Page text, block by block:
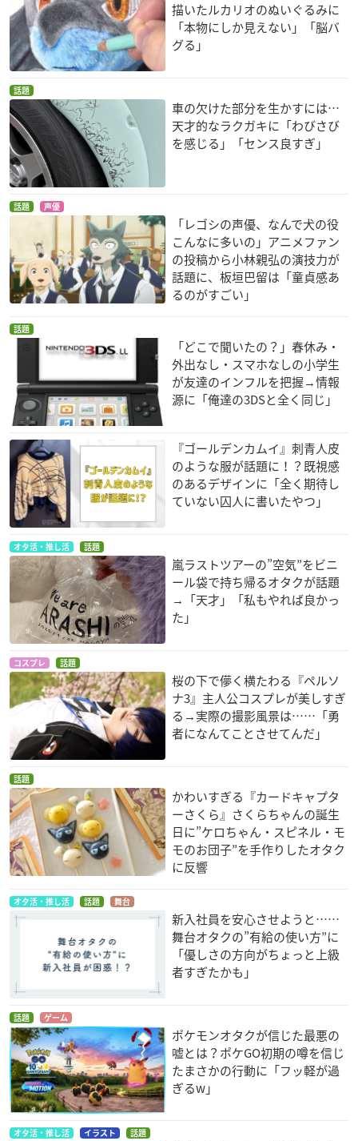
描いたルカリオのぬいぐるみに
「本物にしか見えない」「脳バ
グる」
話題
車の欠けた部分を生かすには…
天才的なラクガキに「わびさび
を感じる」「センス良すぎ」
話題 声優
「レゴシの声優、なんで犬の役
こんなに多いの」アニメファン
の投稿から小林親弘の演技力が
話題に、板垣巴留は「童貞感あ
るのがすごい」
話題
「どこで聞いたの？」春休み・
外出なし・スマホなしの小学生
が友達のインフルを把握→情報
源に「俺達の3DSと全く同じ」
『ゴールデンカムイ』刺青人皮
のような服が話題に！？既視感
のあるデザインに「全く期待し
ていない囚人に書いたやつ」
オタ活・推し活 話題
嵐ラストツアーの”空気”をビニ
ール袋で持ち帰るオタクが話題
→「天才」「私もやれば良かっ
た」
コスプレ 話題
桜の下で儚く横たわる『ペルソ
ナ3』主人公コスプレが美しすぎ
る→実際の撮影風景は……「勇
者になんてことさせてんだ」
話題
かわいすぎる『カードキャプタ
ーさくら』さくらちゃんの誕生
日に”ケロちゃん・スピネル・モ
モのお団子”を手作りしたオタク
に反響
オタ活・推し活 話題 舞台
新入社員を安心させようと……
舞台オタクの”有給の使い方”に
「優しさの方向がちょっと上級
者すぎたかも」
話題 ゲーム
ポケモンオタクが信じた最悪の
嘘とは？ポケGO初期の噂を信じ
たまさかの行動に「フッ軽が過
ぎるw」
オタ活・推し活 イラスト 話題